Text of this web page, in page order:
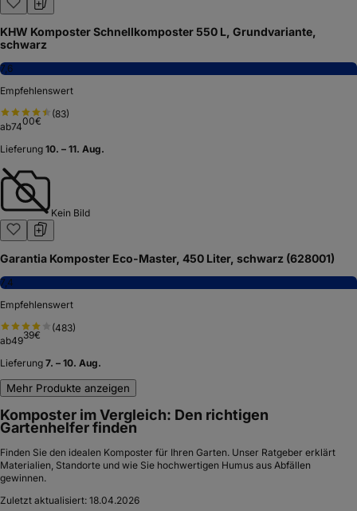
KHW Komposter Schnellkomposter 550 L, Grundvariante,
schwarz
7,6
Empfehlenswert
(83)
ab7400€
Lieferung 10. – 11. Aug.
Kein Bild
Garantia Komposter Eco-Master, 450 Liter, schwarz (628001)
7,4
Empfehlenswert
(483)
ab4939€
Lieferung 7. – 10. Aug.
Mehr Produkte anzeigen
Komposter im Vergleich: Den richtigen
Gartenhelfer finden
Finden Sie den idealen Komposter für Ihren Garten. Unser Ratgeber erklärt
Materialien, Standorte und wie Sie hochwertigen Humus aus Abfällen
gewinnen.
Zuletzt aktualisiert: 18.04.2026